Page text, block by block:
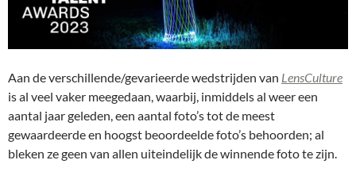
Aan de verschillende/gevarieerde wedstrijden van LensCulture
is al veel vaker meegedaan, waarbij, inmiddels al weer een
aantal jaar geleden, een aantal foto’s tot de meest
gewaardeerde en hoogst beoordeelde foto’s behoorden; al
bleken ze geen van allen uiteindelijk de winnende foto te zijn.